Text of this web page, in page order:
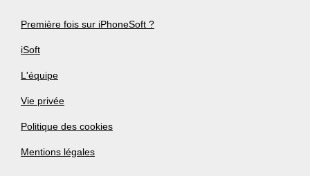
Première fois sur iPhoneSoft ?
iSoft
L'équipe
Vie privée
Politique des cookies
Mentions légales